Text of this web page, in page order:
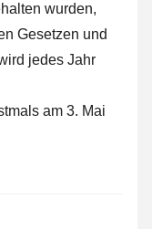
wurden,
Gesetzen und
jedes Jahr
am 3. Mai